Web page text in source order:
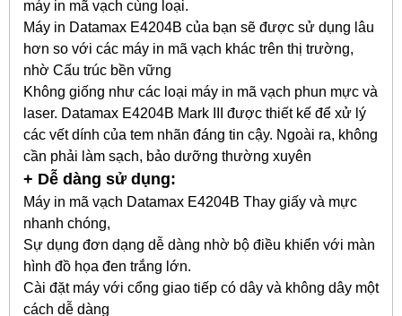
máy in mã vạch cùng loại.
Máy in Datamax E4204B của bạn sẽ được sử dụng lâu
hơn so với các máy in mã vạch khác trên thị trường,
nhờ Cấu trúc bền vững
Không giống như các loại máy in mã vạch phun mực và
laser. Datamax E4204B Mark III được thiết kế để xử lý
các vết dính của tem nhãn đáng tin cậy. Ngoài ra, không
cần phải làm sạch, bảo dưỡng thường xuyên
+ Dễ dàng sử dụng:
Máy in mã vạch Datamax E4204B Thay giấy và mực
nhanh chóng,
Sự dụng đơn dạng dễ dàng nhờ bộ điều khiển với màn
hình đồ họa đen trắng lớn.
Cài đặt máy với cổng giao tiếp có dây và không dây một
cách dễ dàng